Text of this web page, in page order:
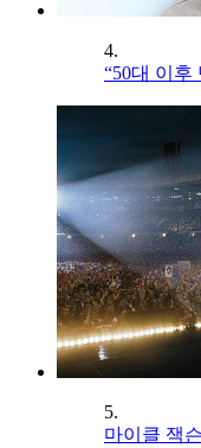
4.
“50대 이후
5.
마이클 잭